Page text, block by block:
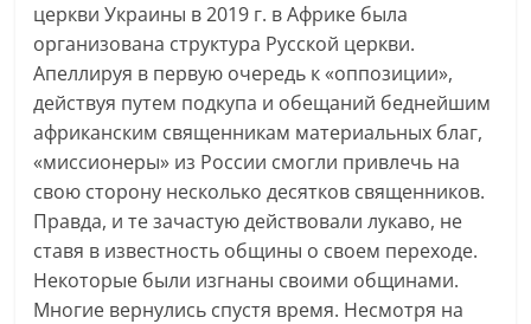
церкви Украины в 2019 г. в Африке была
организована структура Русской церкви.
Апеллируя в первую очередь к «оппозиции»,
действуя путем подкупа и обещаний беднейшим
африканским священникам материальных благ,
«миссионеры» из России смогли привлечь на
свою сторону несколько десятков священников.
Правда, и те зачастую действовали лукаво, не
ставя в известность общины о своем переходе.
Некоторые были изгнаны своими общинами.
Многие вернулись спустя время. Несмотря на